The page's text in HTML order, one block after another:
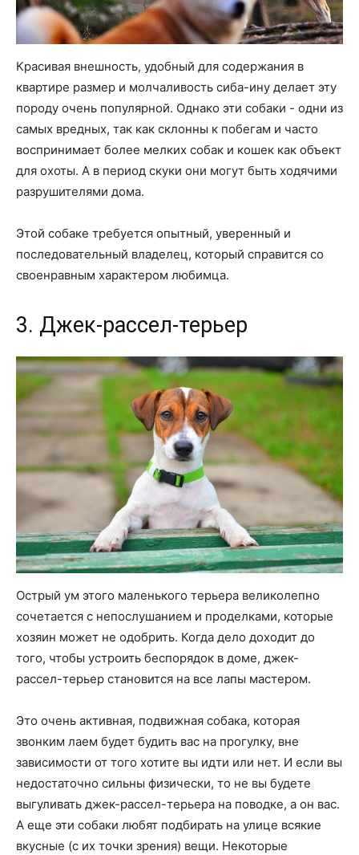
Красивая внешность, удобный для содержания в
квартире размер и молчаливость сиба-ину делает эту
породу очень популярной. Однако эти собаки - одни из
самых вредных, так как склонны к побегам и часто
воспринимает более мелких собак и кошек как объект
для охоты. А в период скуки они могут быть ходячими
разрушителями дома.
Этой собаке требуется опытный, уверенный и
последовательный владелец, который справится со
своенравным характером любимца.
3. Джек-рассел-терьер
Острый ум этого маленького терьера великолепно
сочетается с непослушанием и проделками, которые
хозяин может не одобрить. Когда дело доходит до
того, чтобы устроить беспорядок в доме, джек-
рассел-терьер становится на все лапы мастером.
Это очень активная, подвижная собака, которая
звонким лаем будет будить вас на прогулку, вне
зависимости от того хотите вы идти или нет. И если вы
недостаточно сильны физически, то не вы будете
выгуливать джек-рассел-терьера на поводке, а он вас.
А еще эти собаки любят подбирать на улице всякие
вкусные (с их точки зрения) вещи. Некоторые